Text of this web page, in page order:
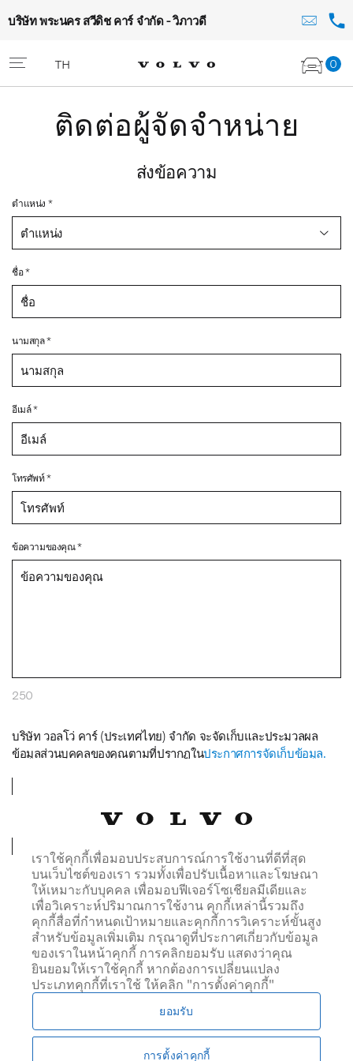
บริษัท พระนคร สวีดิช คาร์ จำกัด - วิภาวดี
0
TH
ติดต่อผู้จัดจำหน่าย
ส่งข้อความ
ตำแหน่ง *
ตำแหน่ง
ชื่อ *
นามสกุล *
อีเมล์ *
โทรศัพท์ *
ข้อความของคุณ *
250
บริษัท วอลโว่ คาร์ (ประเทศไทย) จำกัด จะจัดเก็บและประมวลผล
ข้อมูลส่วนบุคคลของคุณตามที่ปรากฏในประกาศการจัดเก็บข้อมูล.
ดำเนินการตามคำขอของคุณ
การเลือกช่องทางการสื่อสารหนึ่งช่องทาง หรือหลายช่องทาง
ด้านล่าง หมายความว่าข้าพเจ้ายินยอมให้มีการประมวลผล
ข้อมูลส่วนบุคคลของข้าพเจ้าเพื่อรับข่าวสาร และอื่นๆ จาก
บริษัท วอลโว่ คาร์ (ประเทศไทย) จำกัด ผ่านทางช่อง
ทางการสื่อสารที่ข้าพเจ้าได้เลือกไว้
ติดต่อทางโทรศัพย์: ใช่
ติดต่อ SMS: ใช่ ไม่
เราใช้คุกกี้เพื่อมอบประสบการณ์การใช้งานที่ดีที่สุด
บนเว็บไซต์ของเรา รวมทั้งเพื่อปรับเนื้อหาและโฆษณา
ให้เหมาะกับบุคคล เพื่อมอบฟีเจอร์โซเชียลมีเดียและ
เพื่อวิเคราะห์ปริมาณการใช้งาน คุกกี้เหล่านี้รวมถึง
คุกกี้สื่อที่กำหนดเป้าหมายและคุกกี้การวิเคราะห์ขั้นสูง
สำหรับข้อมูลเพิ่มเติม กรุณาดูที่ประกาศเกี่ยวกับข้อมูล
ของเราในหน้าคุกกี้ การคลิกยอมรับ แสดงว่าคุณ
ยินยอมให้เราใช้คุกกี้ หากต้องการเปลี่ยนแปลง
ประเภทคุกกี้ที่เราใช้ ให้คลิก "การตั้งค่าคุกกี้"
ยอมรับ
การตั้งค่าคุกกี้